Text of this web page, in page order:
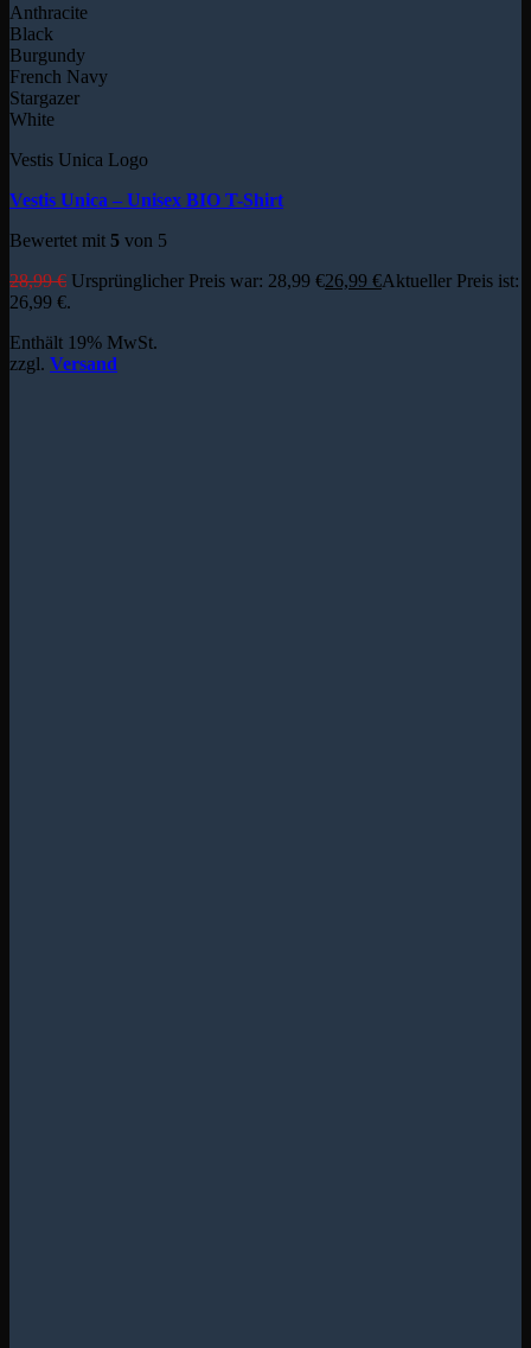
Anthracite
Black
Burgundy
French Navy
Stargazer
White
Vestis Unica Logo
Vestis Unica – Unisex BIO T-Shirt
Bewertet mit 5 von 5
28,99€ Ursprünglicher Preis war: 28,99 €26,99 €Aktueller Preis ist:
26,99 €.
Enthält 19% MwSt.
zzgl. Versand